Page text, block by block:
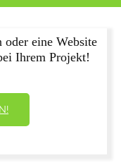
eine Website
Ihrem Projekt!